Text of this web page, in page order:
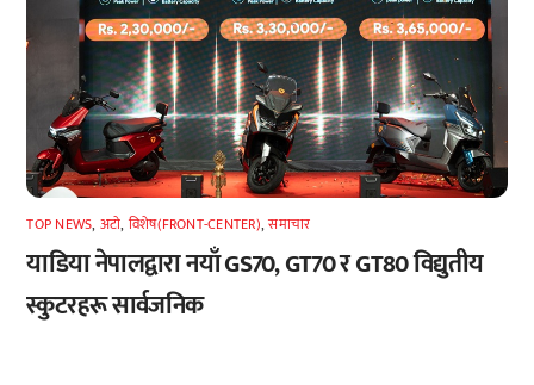
TOP NEWS, अटाे, विशेष(FRONT-CENTER),समाचार
याडिया नेपालद्वारा नयाँ GS70, GT70 र GT80 विद्युतीय
स्कुटरहरू सार्वजनिक